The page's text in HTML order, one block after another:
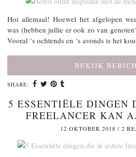
Hoi allemaal! Hoewel het afgelopen
was (hebben jullie er ook zo van
Vooral ‘s ochtends en ‘s avonds is het
BEKIJK
SHARE:
5 ESSENTIËLE DINGEN
FREELANCER KAN
12 OKTOBER 2018 / 2